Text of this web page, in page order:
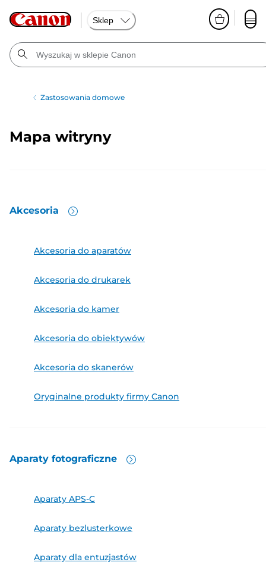
Sklep
Zastosowania domowe
Mapa witryny
Akcesoria
Akcesoria do aparatów
Akcesoria do drukarek
Akcesoria do kamer
Akcesoria do obiektywów
Akcesoria do skanerów
Oryginalne produkty firmy Canon
Aparaty fotograficzne
Aparaty APS-C
Aparaty bezlusterkowe
Aparaty dla entuzjastów